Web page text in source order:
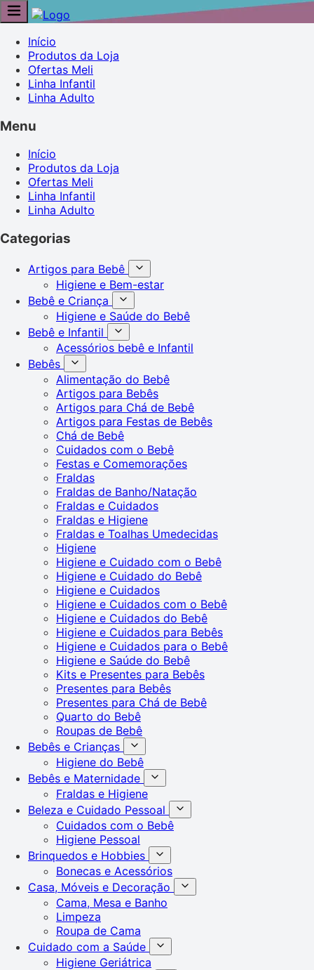
Início
Produtos da Loja
Ofertas Meli
Linha Infantil
Linha Adulto
Menu
Início
Produtos da Loja
Ofertas Meli
Linha Infantil
Linha Adulto
Categorias
Artigos para Bebê
Higiene e Bem-estar
Bebê e Criança
Higiene e Saúde do Bebê
Bebê e Infantil
Acessórios bebê e Infantil
Bebês
Alimentação do Bebê
Artigos para Bebês
Artigos para Chá de Bebê
Artigos para Festas de Bebês
Chá de Bebê
Cuidados com o Bebê
Festas e Comemorações
Fraldas
Fraldas de Banho/Natação
Fraldas e Cuidados
Fraldas e Higiene
Fraldas e Toalhas Umedecidas
Higiene
Higiene e Cuidado com o Bebê
Higiene e Cuidado do Bebê
Higiene e Cuidados
Higiene e Cuidados com o Bebê
Higiene e Cuidados do Bebê
Higiene e Cuidados para Bebês
Higiene e Cuidados para o Bebê
Higiene e Saúde do Bebê
Kits e Presentes para Bebês
Presentes para Bebês
Presentes para Chá de Bebê
Quarto do Bebê
Roupas de Bebê
Bebês e Crianças
Higiene do Bebê
Bebês e Maternidade
Fraldas e Higiene
Beleza e Cuidado Pessoal
Cuidados com o Bebê
Higiene Pessoal
Brinquedos e Hobbies
Bonecas e Acessórios
Casa, Móveis e Decoração
Cama, Mesa e Banho
Limpeza
Roupa de Cama
Cuidado com a Saúde
Higiene Geriátrica